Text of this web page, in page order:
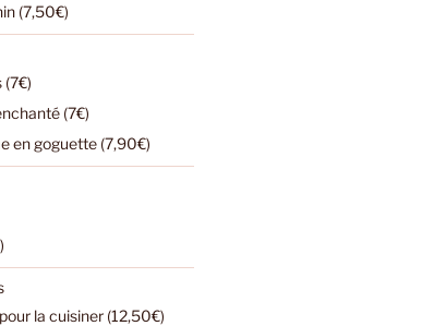
(7,50€)
(7€)
(7€)
en goguette (7,90€)
la cuisiner (12,50€)